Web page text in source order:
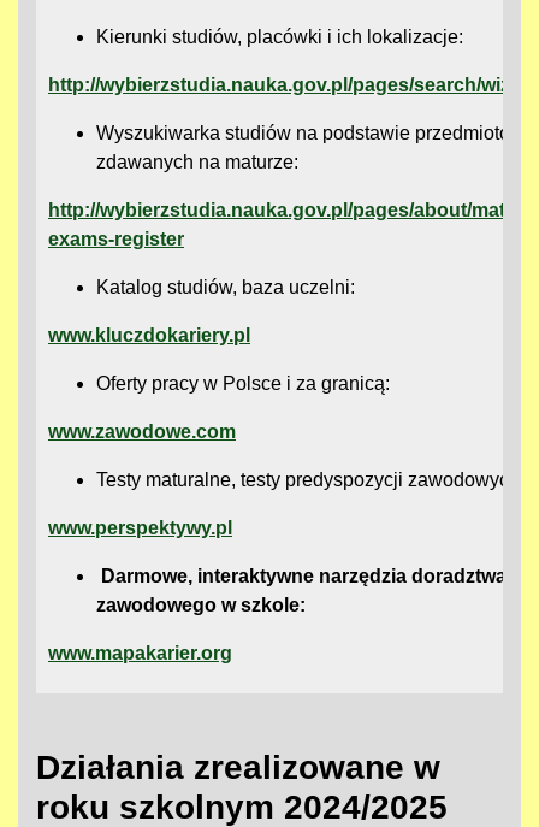
Kierunki studiów, placówki i ich lokalizacje:
http://wybierzstudia.nauka.gov.pl/pages/search/wizard
Wyszukiwarka studiów na podstawie przedmiotów
zdawanych na maturze:
http://wybierzstudia.nauka.gov.pl/pages/about/
exams-register
Katalog studiów, baza uczelni:
www.kluczdokariery.pl
Oferty pracy w Polsce i za granicą:
www.zawodowe.com
Testy maturalne, testy predyspozycji zawodowych
www.perspektywy.pl
Darmowe, interaktywne narzędzia doradztwa
zawodowego w szkole:
www.mapakarier.org
Działania zrealizowane w
roku szkolnym 2024/2025